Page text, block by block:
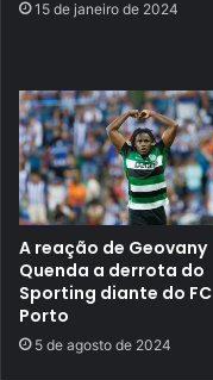
15 de janeiro de 2024
A reação de Geovany
Quenda a derrota do
Sporting diante do FC
Porto
5 de agosto de 2024